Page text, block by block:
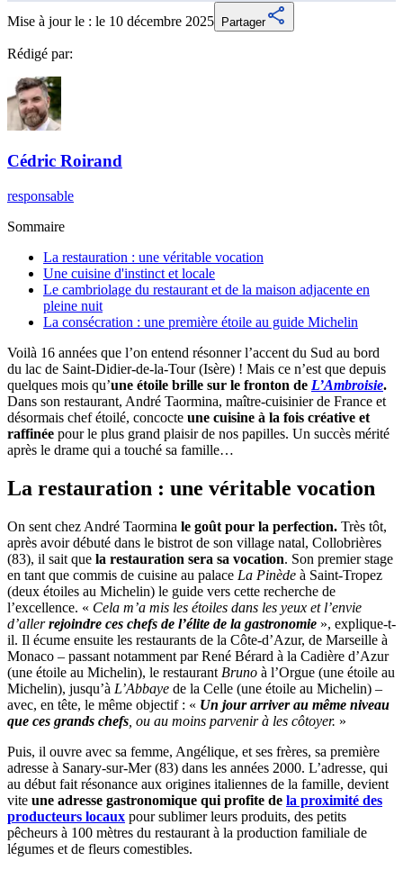
Mise à jour le : le 10 décembre 2025 Partager
Rédigé par:
Cédric Roirand
responsable
Sommaire
La restauration : une véritable vocation
Une cuisine d'instinct et locale
Le cambriolage du restaurant et de la maison adjacente en
pleine nuit
La consécration : une première étoile au guide Michelin
Voilà 16 années que l’on entend résonner l’accent du Sud au bord
du lac de Saint-Didier-de-la-Tour (Isère) ! Mais ce n’est que depuis
quelques mois qu’une étoile brille sur le fronton de L’Ambroisie.
Dans son restaurant, André Taormina, maître-cuisinier de France et
désormais chef étoilé, concocte une cuisine à la fois créative et
raffinée pour le plus grand plaisir de nos papilles. Un succès mérité
après le drame qui a touché sa famille…
La restauration : une véritable vocation
On sent chez André Taormina le goût pour la perfection. Très tôt,
après avoir débuté dans le bistrot de son village natal, Collobrières
(83), il sait que la restauration sera sa vocation. Son premier stage
en tant que commis de cuisine au palace La Pinède à Saint-Tropez
(deux étoiles au Michelin) le guide vers cette recherche de
l’excellence. « Cela m’a mis les étoiles dans les yeux et l’envie
d’allerrejoindre ces chefs de l’élite de la gastronomie », explique-t-
il. Il écume ensuite les restaurants de la Côte-d’Azur, de Marseille à
Monaco – passant notamment par René Bérard à la Cadière d’Azur
(une étoile au Michelin), le restaurant Bruno à l’Orgue (une étoile au
Michelin), jusqu’à L’Abbaye de la Celle (une étoile au Michelin) –
avec, en tête, le même objectif : « Un jour arriver au même niveau
que ces grands chefs , ou au moins parvenir à les côtoyer. »
Puis, il ouvre avec sa femme, Angélique, et ses frères, sa première
adresse à Sanary-sur-Mer (83) dans les années 2000. L’adresse, qui
au début fait résonance aux origines italiennes de la famille, devient
vite une adresse gastronomique qui profite de la proximité des
producteurs locaux pour sublimer leurs produits, des petits
pêcheurs à 100 mètres du restaurant à la production familiale de
légumes et de fleurs comestibles.